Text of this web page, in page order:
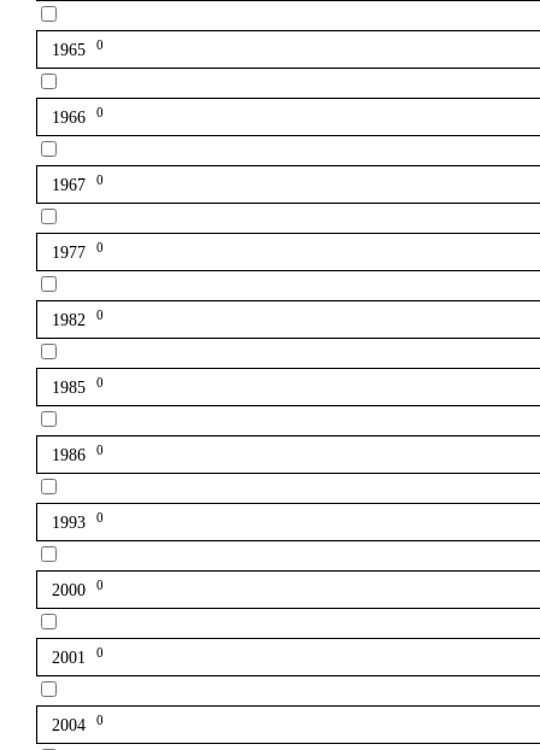
1965 0
1966 0
1967 0
1977 0
1982 0
1985 0
1986 0
1993 0
2000 0
2001 0
2004 0